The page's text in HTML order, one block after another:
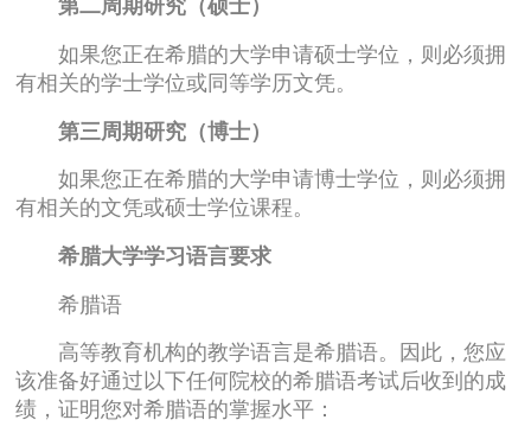
第二周期研究（硕士）
如果您正在希腊的大学申请硕士学位，则必须拥
有相关的学士学位或同等学历文凭。
第三周期研究（博士）
如果您正在希腊的大学申请博士学位，则必须拥
有相关的文凭或硕士学位课程。
希腊大学学习语言要求
希腊语
高等教育机构的教学语言是希腊语。因此，您应
该准备好通过以下任何院校的希腊语考试后收到的成
绩，证明您对希腊语的掌握水平：